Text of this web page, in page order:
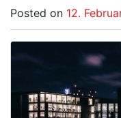
Posted on 12.